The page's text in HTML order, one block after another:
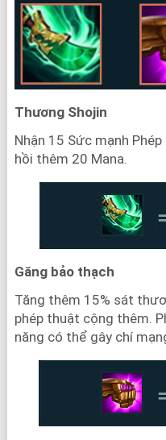
Thương Shojin
Nhận 15 Sức mạnh
hồi thêm 20 Mana.
Găng bảo thạch
Tăng thêm 15% sát
phép thuật cộng thêm.
năng có thể gây chí